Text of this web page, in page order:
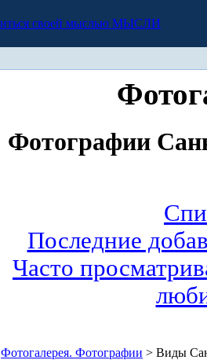
МЫСЛИ
Фотографии
Последние
Часто
Фотогалерея. Фотографии > Виды